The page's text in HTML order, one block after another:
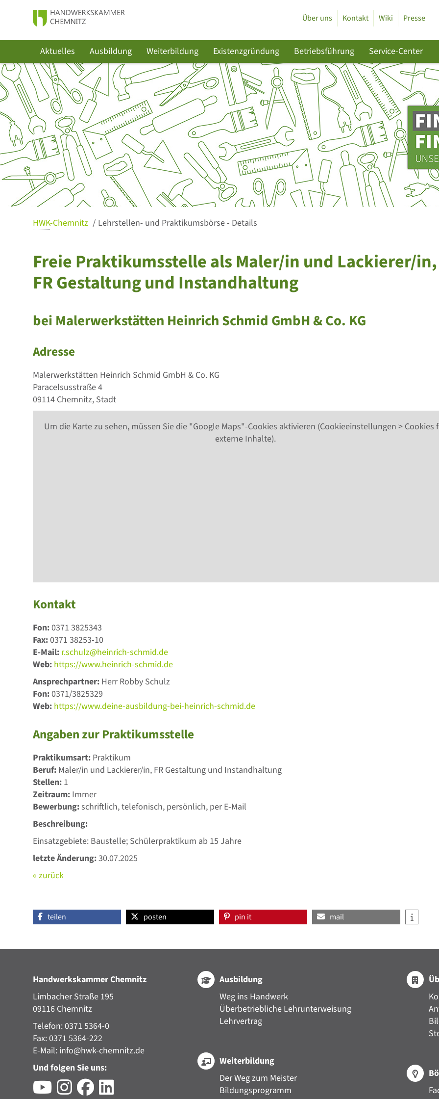
Über uns Kontakt Wiki Presse
Aktuelles Ausbildung Weiterbildung Existenzgründung Betriebsführung Service-Center
HWK-Chemnitz Lehrstellen- und Praktikumsbörse - Details
Freie Praktikumsstelle als Maler/in und Lackierer/in,
FR Gestaltung und Instandhaltung
bei Malerwerkstätten Heinrich Schmid GmbH & Co. KG
Adresse
Malerwerkstätten Heinrich Schmid GmbH & Co. KG
Paracelsusstraße 4
09114 Chemnitz, Stadt
Um die Karte zu sehen, müssen Sie die "Google Maps"-Cookies aktivieren (Cookieeinstellungen > Cookies
externe Inhalte).
Kontakt
Fon:0371 3825343
Fax:0371 38253-10
E-Mail: r.schulz@heinrich-schmid.de
Web: https://www.heinrich-schmid.de
Ansprechpartner: Herr Robby Schulz
Fon:0371/3825329
Web: https://www.deine-ausbildung-bei-heinrich-schmid.de
Angaben zur Praktikumsstelle
Praktikumsart: Praktikum
Beruf: Maler/in und Lackierer/in, FR Gestaltung und Instandhaltung
Stellen: 1
Zeitraum: Immer
Bewerbung:schriftlich, telefonisch, persönlich, per E-Mail
Beschreibung:
Einsatzgebiete: Baustelle; Schülerpraktikum ab 15 Jahre
letzte Änderung:30.07.2025
« zurück
teilen posten pin it mail
Handwerkskammer Chemnitz
Limbacher Straße 195
09116 Chemnitz
Telefon: 0371 5364-0
Fax: 0371 5364-222
E-Mail: info@hwk-chemnitz.de
Und folgen Sie uns:
Ausbildung
Weg ins Handwerk
Überbetriebliche Lehrunterweisung
Lehrvertrag
Weiterbildung
Der Weg zum Meister
Bildungsprogramm